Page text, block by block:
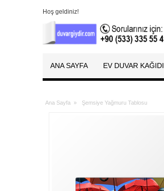
Hoş geldiniz!
ANA SAYFA EV DUVAR KAĞIDI
Ana Sayfa » Şemsiye Yağmuru Tablosu